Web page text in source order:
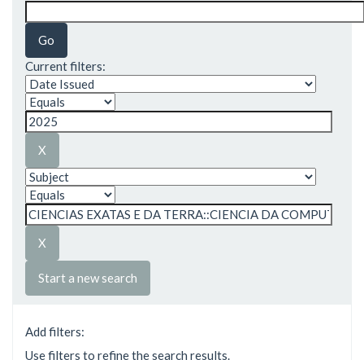
Current filters:
Start a new search
Add filters:
Use filters to refine the search results.